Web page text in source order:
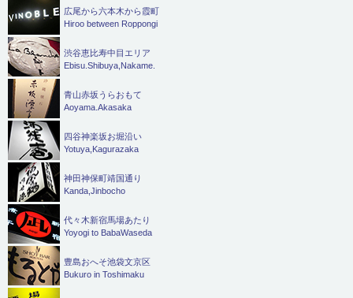
広尾から六本木から霞町
Hiroo between Roppongi
渋谷恵比寿中目エリア
Ebisu.Shibuya,Nakame.
青山赤坂うらおもて
Aoyama.Akasaka
四谷神楽坂お堀沿い
Yotuya,Kagurazaka
神田神保町靖国通り
Kanda,Jinbocho
代々木新宿馬場あたり
Yoyogi to BabaWaseda
豊島おへそ池袋文京区
Bukuro in Toshimaku